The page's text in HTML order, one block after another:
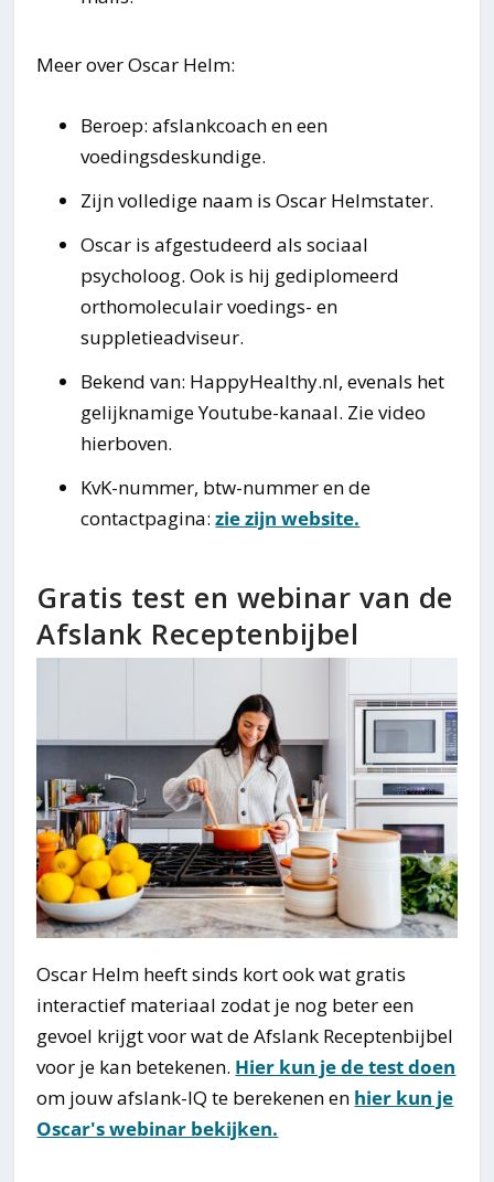
Meer over Oscar Helm:
Beroep: afslankcoach en een
voedingsdeskundige.
Zijn volledige naam is Oscar Helmstater.
Oscar is afgestudeerd als sociaal
psycholoog. Ook is hij gediplomeerd
orthomoleculair voedings- en
suppletieadviseur.
Bekend van: HappyHealthy.nl, evenals het
gelijknamige Youtube-kanaal. Zie video
hierboven.
KvK-nummer, btw-nummer en de
contactpagina:zie zijn website.
Gratis test en webinar van de
Afslank Receptenbijbel
Oscar Helm heeft sinds kort ook wat gratis
interactief materiaal zodat je nog beter een
gevoel krijgt voor wat de Afslank Receptenbijbel
voor je kan betekenen. Hier kun je de test doen
om jouw afslank-IQ te berekenen en hier kun je
Oscar's webinar bekijken.